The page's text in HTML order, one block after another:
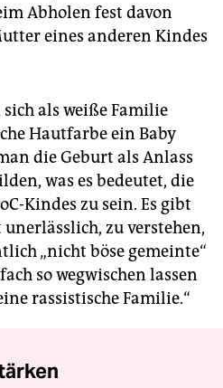
Abholen fest davon
eines anderen Kindes
als weiße Familie
Hautfarbe ein Baby
die Geburt als Anlass
was es bedeutet, die
Kindes zu sein. Es gibt
unerlässlich, zu verstehen,
„nicht böse gemeinte“
so wegwischen lassen
rassistische Familie.“